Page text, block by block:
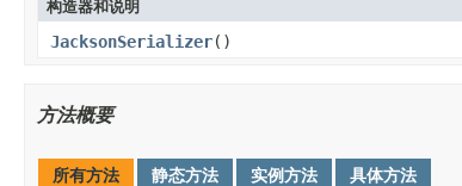
构造器和说明
JacksonSerializer()
方法概要
所有方法 静态方法 实例方法 具体方法